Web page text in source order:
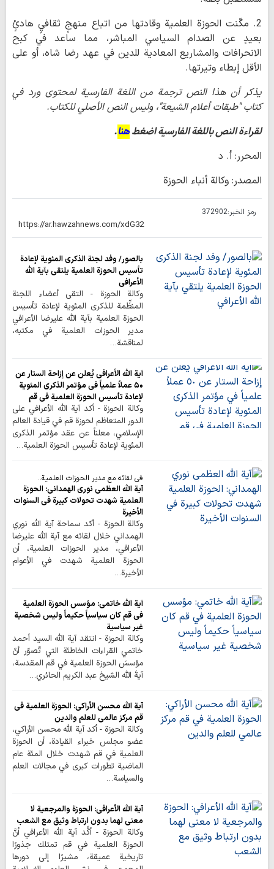
2. مكّنت الحوزة العلمية وقادتها من اتباع منهجٍ ثقافيٍ هادئٍ
بعيدٍ عن الصدام السياسي المباشر، مما ساعد في كبح
الانحرافات والمشاريع المعادية للدين في عهد رضا شاه، أو على
الأقل إبطاء وتيرتها.
يذكر أن هذا النص ترجمة من اللغة الفارسية لمحتوى ورد في
كتاب "طبقات أعلام الشيعة"، وليس النص الأصلي للكتاب.
لقراءة النص باللغة الفارسية اضغطهنا.
المحرر: أ. د
المصدر: وكالة أنباء الحوزة
رمز الخبر:372902
بالصور/ وفد لجنة الذكرى المئوية لإعادة
تأسيس الحوزة العلمية يلتقي بآية الله
الأعرافي
وكالة الحوزة - التقى أعضاء اللجنة
المنظِّمة للذكرى المئوية لإعادة تأسيس
الحوزة العلمية بآية الله عليرضا الأعرافي
مدير الحوزات العلمية في مكتبه،
لمناقشة…
آية الله الأعرافي يُعلن عن إزاحة الستار عن
٥٠ عملاً علمياً في مؤتمر الذكرى المئوية
لإعادة تأسيس الحوزة العلمية في قم
وكالة الحوزة - أكد آية الله الأعرافي على
الدور المتعاظم لحوزة قم في قيادة العالم
الإسلامي، معلناً عن عقد مؤتمر الذكرى
المئوية لإعادة تأسيس الحوزة العلمية…
في لقائه مع مدير الحوزات العلمية..
آية الله العظمى نوري الهمداني: الحوزة
العلمية شهدت تحولات كبيرة في السنوات
الأخيرة
وكالة الحوزة - أكد سماحة آية الله نوري
الهمداني خلال لقائه مع آية الله عليرضا
الأعرافي، مدير الحوزات العلمية، أن
الحوزة العلمية شهدت في الأعوام
الأخيرة…
آية الله خاتمي: مؤسس الحوزة العلمية
في قم كان سياسياً حكيماً وليس شخصية
غير سياسية
وكالة الحوزة - انتقد آية الله السيد أحمد
خاتمي القراءات الخاطئة التي تّصوّر أنّ
مؤسسَ الحوزة العلمية في قم المقدسة،
آيةَ الله الشيخ عبد الكريم الحائري…
آية الله محسن الأراكي: الحوزة العلمية في
قم مركز عالمي للعلم والدين
وكالة الحوزة - أكد آية الله محسن الأراكي،
عضو مجلس خبراء القيادة، أن الحوزة
العلمية في قم شهدت خلال المئة عام
الماضية تطورات كبرى في مجالات العلم
والسياسة…
آية الله الأعرافي: الحوزة والمرجعية لا
معنى لهما بدون ارتباط وثيق مع الشعب
وكالة الحوزة - أكَّد آية الله الأعرافي أنَّ
الحوزة العلمية في قم تمتلك جذورًا
تاريخية عميقة، مشيرًا إلى دورها